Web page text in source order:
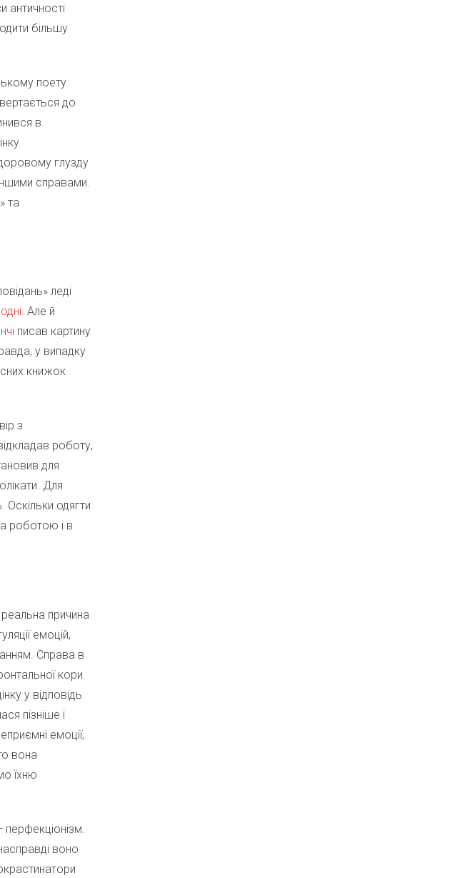
античності
більшу
поету
до
в
глузду
справами.
та
леді
. Але й
писав картину
у випадку
книжок
з
роботу,
для
Для
одягти
роботою і в
причина
емоцій,
Справа в
кори.
у відповідь
пізніше і
емоції,
вона
їхню
перфекціонізм.
воно